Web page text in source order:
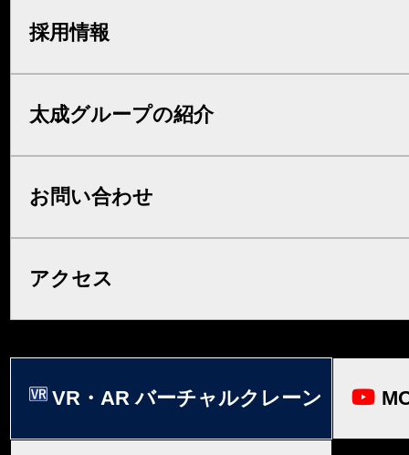
採用情報
太成グループの紹介
お問い合わせ
アクセス
VR・AR バーチャルクレーン